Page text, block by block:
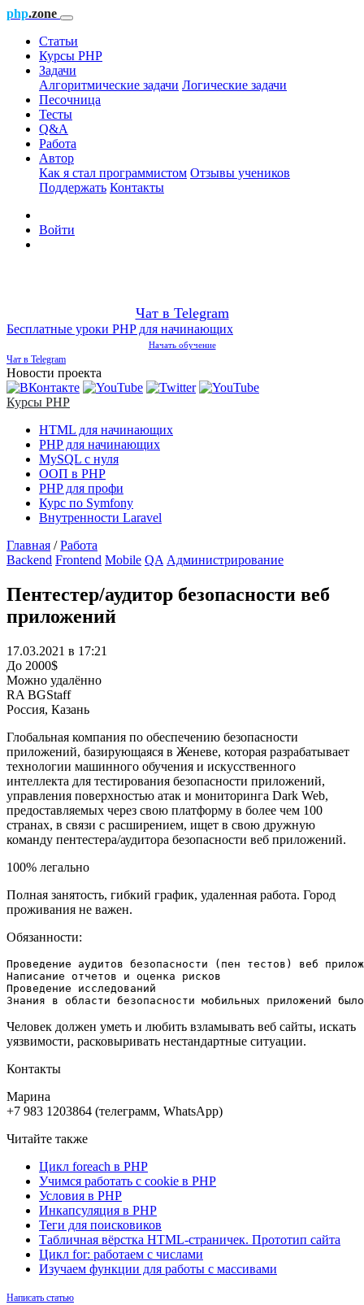
php.zone
Статьи
Курсы PHP
Задачи
Алгоритмические задачи Логические задачи
Песочница
Тесты
Q&A
Работа
Автор
Как я стал программистом Отзывы учеников
Поддержать Контакты
Войти
Чат в Telegram
Бесплатные уроки PHP для начинающих
Начать обучение
Чат в Telegram
Новости проекта
Курсы PHP
HTML для начинающих
PHP для начинающих
MySQL с нуля
ООП в PHP
PHP для профи
Курс по Symfony
Внутренности Laravel
Главная / Работа
Backend Frontend Mobile QA Администрирование
Пентестер/аудитор безопасности веб
приложений
17.03.2021 в 17:21
До 2000$
Можно удалённо
RA BGStaff
Россия, Казань
Глобальная компания по обеспечению безопасности
приложений, базирующаяся в Женеве, которая разрабатывает
технологии машинного обучения и искусственного
интеллекта для тестирования безопасности приложений,
управления поверхностью атак и мониторинга Dark Web,
предоставляемых через свою платформу в более чем 100
странах, в связи с расширением, ищет в свою дружную
команду пентестера/аудитора безопасности веб приложений.
100% легально
Полная занятость, гибкий график, удаленная работа. Город
проживания не важен.
Обязанности:
Проведение аудитов безопасности (пен тестов) веб
Написание отчетов и оценка рисков
Проведение исследований
Знания в области безопасности мобильных приложений
Человек должен уметь и любить взламывать веб сайты, искать
уязвимости, расковыривать нестандартные ситуации.
Контакты
Марина
+7 983 1203864 (телеграмм, WhatsApp)
Читайте также
Цикл foreach в PHP
Учимся работать с cookie в PHP
Условия в PHP
Инкапсуляция в PHP
Теги для поисковиков
Табличная вёрстка HTML-страничек. Прототип сайта
Цикл for: работаем с числами
Изучаем функции для работы с массивами
Написать статью